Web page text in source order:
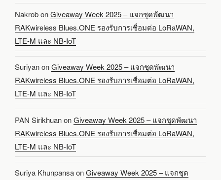
NakrobonGiveaway Week 2025 – แจกชุดพัฒนา
RAKwireless Blues.ONE รองรับการเชื่อมต่อ LoRaWAN,
LTE-M และ NB-IoT
SuriyanonGiveaway Week 2025 – แจกชุดพัฒนา
RAKwireless Blues.ONE รองรับการเชื่อมต่อ LoRaWAN,
LTE-M และ NB-IoT
PAN SirikhuanonGiveaway Week 2025 – แจกชุดพัฒนา
RAKwireless Blues.ONE รองรับการเชื่อมต่อ LoRaWAN,
LTE-M และ NB-IoT
Suriya KhunpansaonGiveaway Week 2025 – แจกชุด